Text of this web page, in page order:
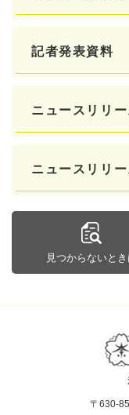
記者発表資料
ニュースリリー
ニュースリリー
見つからないとき
〒630-